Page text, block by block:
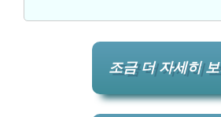
조금 더 자세히